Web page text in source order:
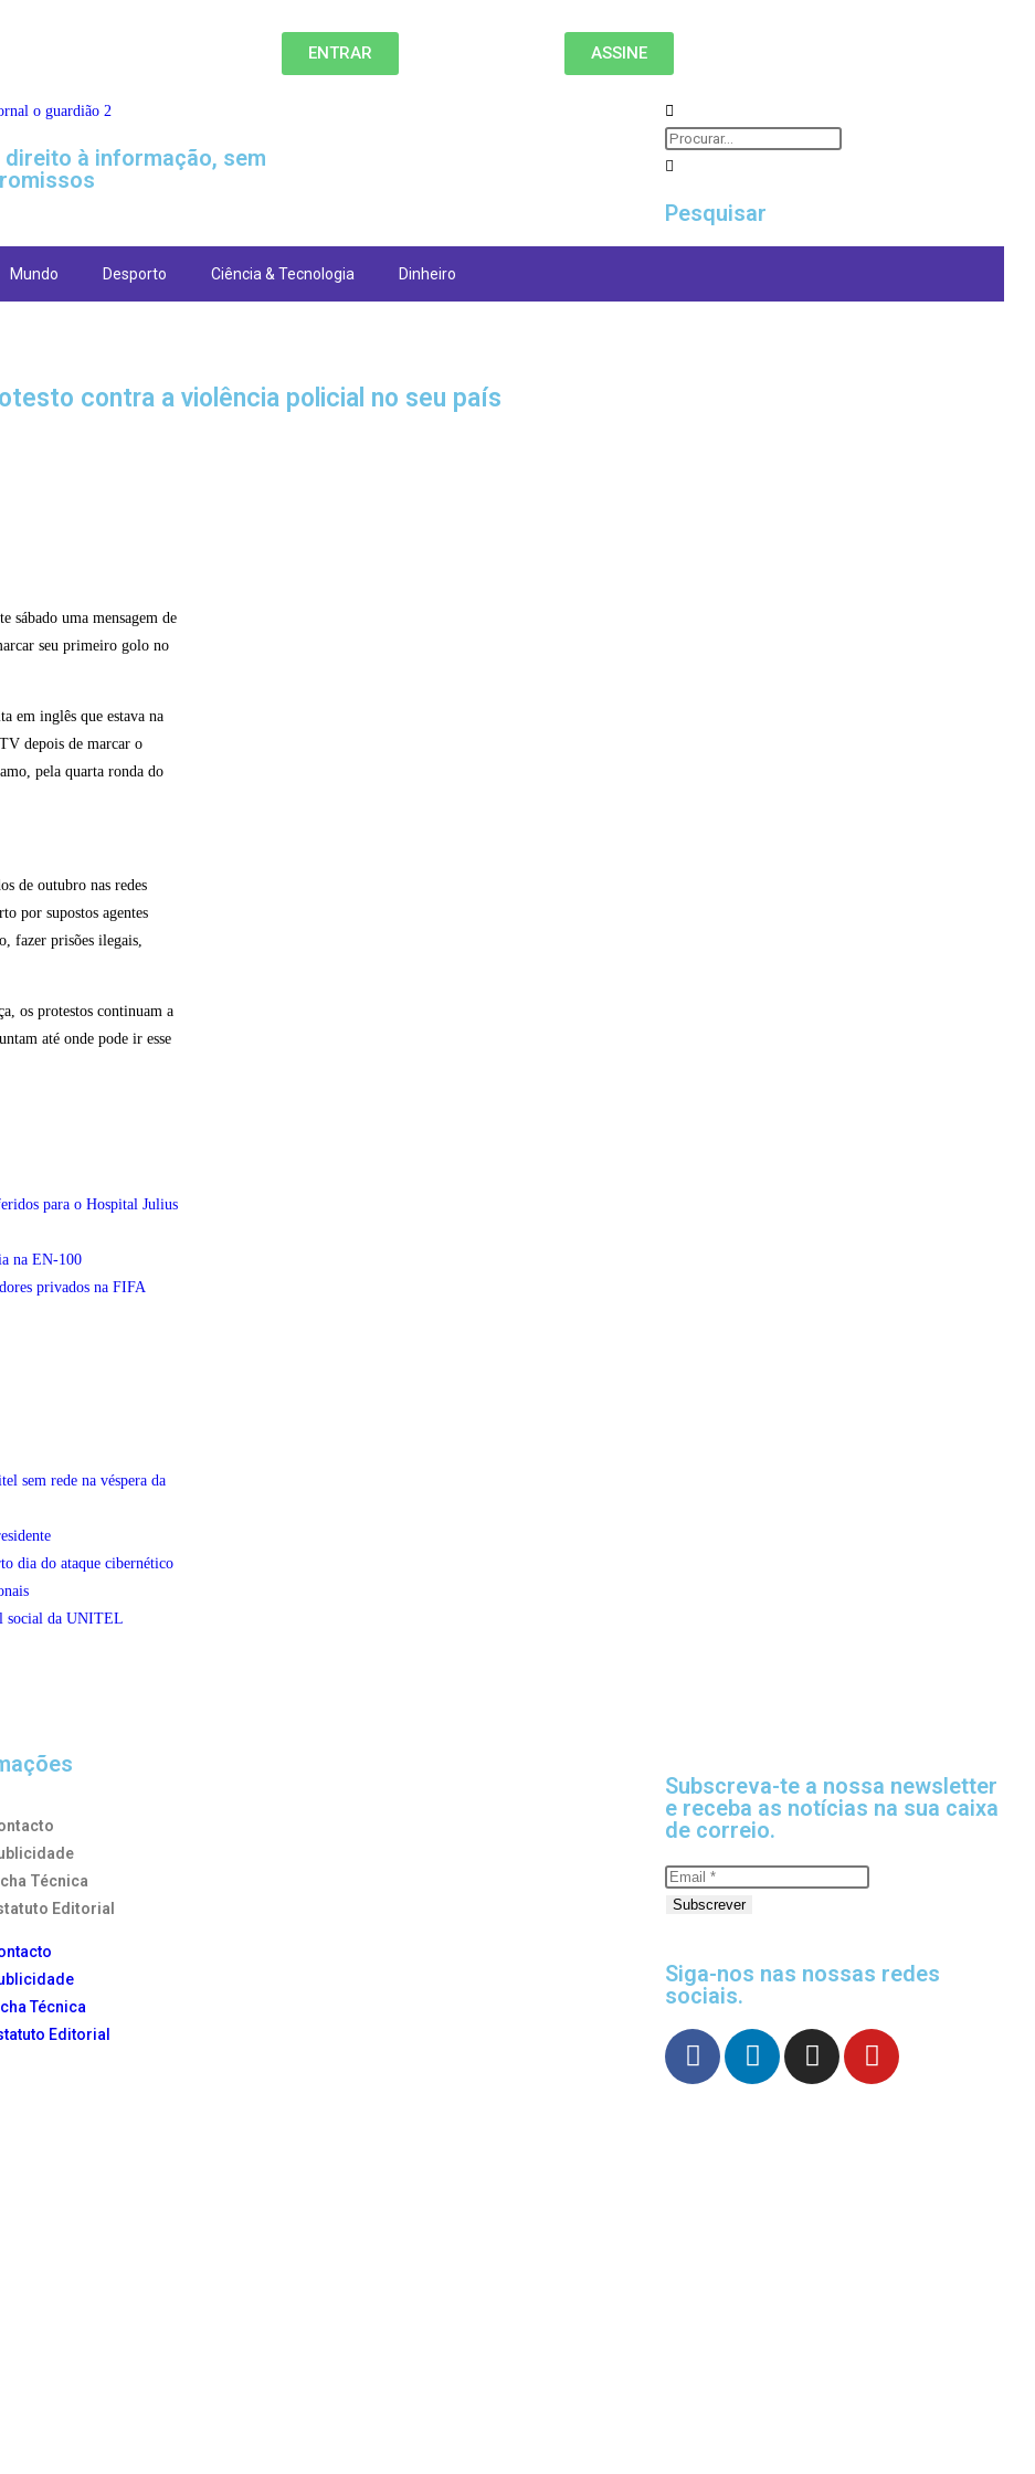
ENTRAR ASSINE
direito à informação, sem
Pesquisar
Mundo Desporto Ciência & Tecnologia Dinheiro
contra a violência policial no seu país
sábado uma mensagem de
seu primeiro golo no
em inglês que estava na
depois de marcar o
pela quarta ronda do
de outubro nas redes
por supostos agentes
fazer prisões ilegais,
os protestos continuam a
até onde pode ir esse
para o Hospital Julius
na EN-100
privados na FIFA
sem rede na véspera da
dia do ataque cibernético
social da UNITEL
Técnica
Editorial
Técnica
Editorial
Subscreva-te a nossa newsletter
e receba as notícias na sua caixa
de correio.
Subscrever
Siga-nos nas nossas redes
sociais.